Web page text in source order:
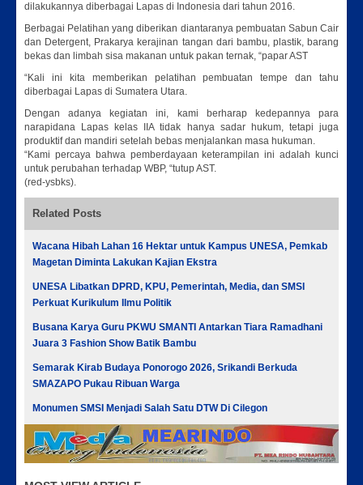
dilakukannya diberbagai Lapas di Indonesia dari tahun 2016.
Berbagai Pelatihan yang diberikan diantaranya pembuatan Sabun Cair
dan Detergent, Prakarya kerajinan tangan dari bambu, plastik, barang
bekas dan limbah sisa makanan untuk pakan ternak, “papar AST
“Kali ini kita memberikan pelatihan pembuatan tempe dan tahu
diberbagai Lapas di Sumatera Utara.
Dengan adanya kegiatan ini, kami berharap kedepannya para
narapidana Lapas kelas IIA tidak hanya sadar hukum, tetapi juga
produktif dan mandiri setelah bebas menjalankan masa hukuman.
“Kami percaya bahwa pemberdayaan keterampilan ini adalah kunci
untuk perubahan terhadap WBP, “tutup AST.
(red-ysbks).
Related Posts
Wacana Hibah Lahan 16 Hektar untuk Kampus UNESA, Pemkab
Magetan Diminta Lakukan Kajian Ekstra
UNESA Libatkan DPRD, KPU, Pemerintah, Media, dan SMSI
Perkuat Kurikulum Ilmu Politik
Busana Karya Guru PKWU SMANTI Antarkan Tiara Ramadhani
Juara 3 Fashion Show Batik Bambu
Semarak Kirab Budaya Ponorogo 2026, Srikandi Berkuda
SMAZAPO Pukau Ribuan Warga
Monumen SMSI Menjadi Salah Satu DTW Di Cilegon